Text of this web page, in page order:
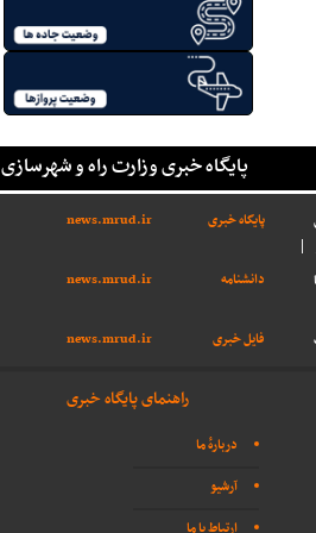
پایگاه خبری وزارت راه و شهرسازی
پایگاه خبری news.mrud.ir
دانشنامه
news.mrud.ir
فایل خبری news.mrud.ir
راهنمای پایگاه خبری
دربارهٔ ما
آرشیو